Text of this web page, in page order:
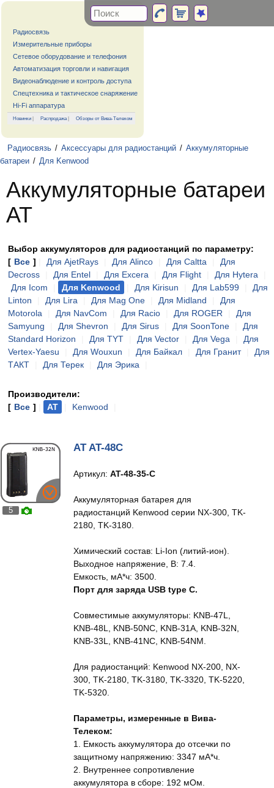
Радиосвязь
Измерительные приборы
Сетевое оборудование и телефония
Автоматизация торговли и навигация
Видеонаблюдение и контроль доступа
Спецтехника и тактическое снаряжение
Hi-Fi аппаратура
Новинки | Распродажа| Обзоры от Вива-Телеком
Радиосвязь / Аксессуары для радиостанций / Аккумуляторные
батареи / Для Kenwood
Аккумуляторные батареи
AT
Выбор аккумуляторов для радиостанций по параметру:
[ Все ] Для AjetRays Для Alinco Для Caltta
Для
Decross
Для Entel Для Excera Для Flight Для Hytera
Для Icom
Для Kenwood Для Kirisun Для Lab599
Для
Linton
Для Lira Для Mag One Для Midland
Для
Motorola
Для NavCom Для Racio Для ROGER
Для
Samyung
Для Shevron Для Sirus Для SoonTone
Для
Standard Horizon
Для TYT Для Vector Для Vega
Для
Vertex-Yaesu
Для Wouxun Для Байкал Для Гранит
Для
ТАКТ
Для Терек Для Эрика
Производители:
[ Все ] AT Kenwood
5
AT AT-48C
Артикул: AT-48-35-C
Аккумуляторная батарея для
радиостанций Kenwood серии NX-300, TK-
2180, TK-3180.
Химический состав: Li-Ion (литий-ион).
Выходное напряжение, В: 7.4.
Емкость, мА*ч: 3500.
Порт для заряда USB type C.
Совместимые аккумуляторы: KNB-47L,
KNB-48L, KNB-50NC, KNB-31А, KNB-32N,
KNB-33L, KNB-41NС, KNB-54NM.
Для радиостанций: Kenwood NX-200, NX-
300, TK-2180, TK-3180, TK-3320, TK-5220,
TK-5320.
Параметры, измеренные в Вива-
Телеком:
1. Емкость аккумулятора до отсечки по
защитному напряжению: 3347 мА*ч.
2. Внутреннее сопротивление
аккумулятора в сборе: 192 мОм.